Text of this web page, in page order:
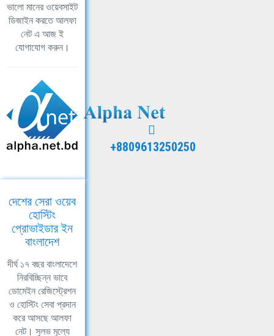
ভালো মানের ওয়েবসাইট
ডিজাইন করতে আলফা
নেট এ আজ ই
যোগাযোগ করুন।
+8809613250250
দেশের সেরা ওয়েব
হোস্টিং
প্রোভাইডার ইন
বাংলাদেশ
দীর্ঘ ১৭ বছর বাংলাদেশে
নিরবিচ্ছিন্ন ভাবে
ডোমেইন রেজিস্ট্রেশন
ও হোস্টিং সেবা প্রদান
করে আসছে আলফা
নেট। সুলভ মূল্যে